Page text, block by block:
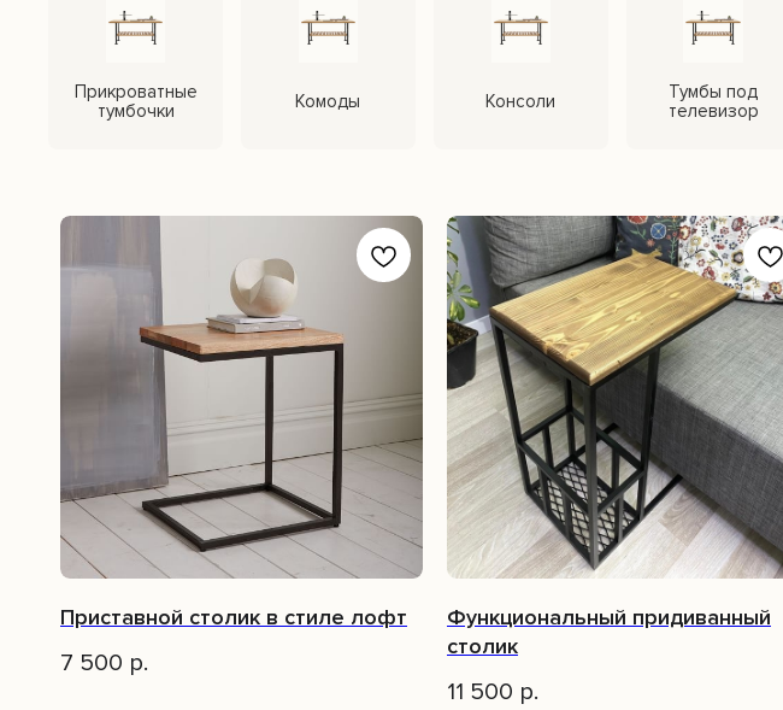
Прикроватные
тумбочки
Комоды Консоли
Тумбы под
телевизор
Приставной столик в стиле лофт
7 500 р.
Функциональный придиванный
столик
11 500 р.